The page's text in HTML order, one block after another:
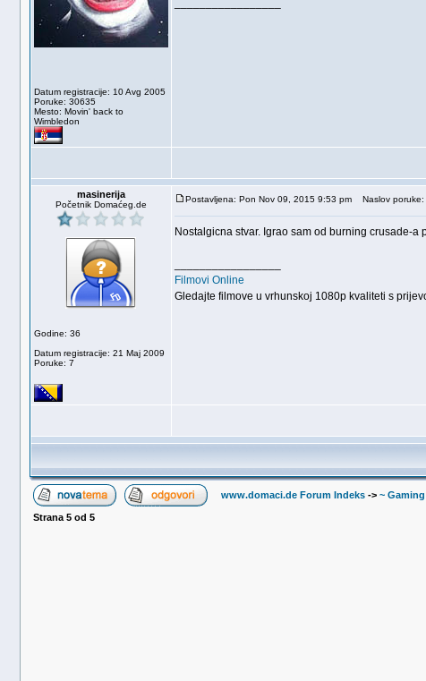
Datum registracije: 10 Avg 2005
Poruke: 30635
Mesto: Movin' back to
Wimbledon
masinerija
Početnik Domaćeg.de
Godine: 36
Datum registracije: 21 Maj 2009
Poruke: 7
Postavljena: Pon Nov 09, 2015 9:53 pm Naslov poruke:
Nostalgicna stvar. Igrao sam od burning crusade-a
Filmovi Online
Gledajte filmove u vrhunskoj 1080p kvaliteti s
www.domaci.de Forum Indeks-> ~
Strana 5od 5